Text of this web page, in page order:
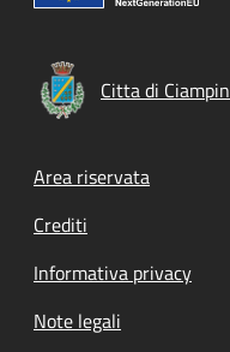
Citta di
Footer menu
Area riservata
Crediti
Informativa privacy
Note legali